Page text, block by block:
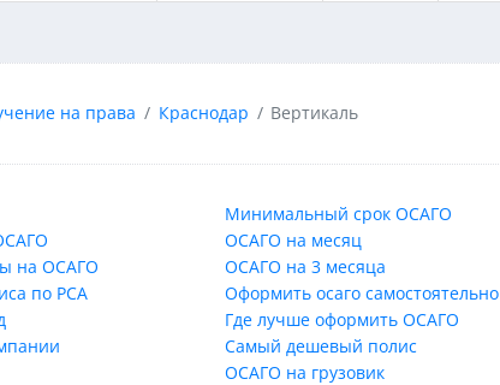
на права Краснодар Вертикаль
на ОСАГО
по РСА
Минимальный срок ОСАГО
ОСАГО на месяц
ОСАГО на 3 месяца
Оформить осаго самостоятельно
Где лучше оформить ОСАГО
Самый дешевый полис
ОСАГО на грузовик